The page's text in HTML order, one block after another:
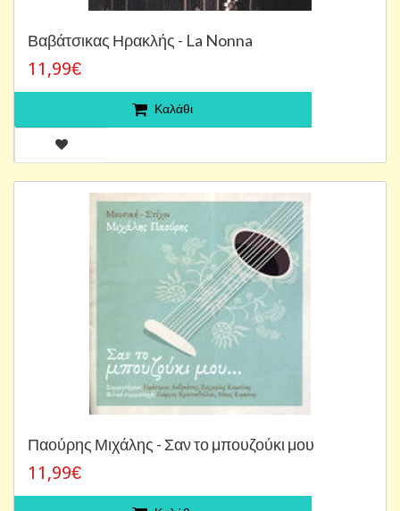
Βαβάτσικας Ηρακλής - La Nonna
11,99€
Καλάθι
Παούρης Μιχάλης - Σαν το μπουζούκι μου
11,99€